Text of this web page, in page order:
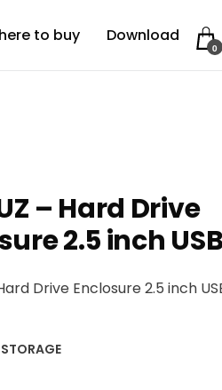
to buy Download
0
– Hard Drive
2.5 inch
Drive Enclosure 2.5 inch
STORAGE